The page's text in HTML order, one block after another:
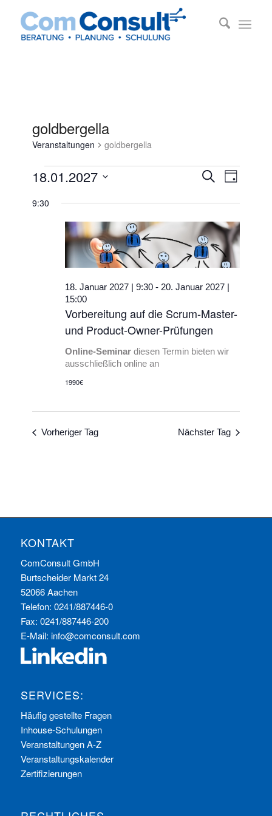
goldbergella
Veranstaltungen goldbergella
Veranstaltungen
18.
Januar
2027
SucheTag
18.01.2027
wählen.
9:30
Vorbereitung auf die Scrum-Master-
und Product-Owner-Prüfungen
18. Januar 2027 | 9:30 - 20. Januar 2027 |
15:00
Online-Seminardiesen Termin bieten wir
ausschließlich online an
1990€
Vorheriger Tag Nächster Tag
KONTAKT
ComConsult GmbH
Burtscheider Markt 24
52066 Aachen
Telefon: 0241/887446-0
Fax: 0241/887446-200
E-Mail: info@comconsult.com
SERVICES:
Häufig gestellte Fragen
Inhouse-Schulungen
Veranstaltungen A-Z
Veranstaltungskalender
Zertifizierungen